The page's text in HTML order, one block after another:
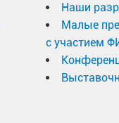
Наши
Малые
с участием